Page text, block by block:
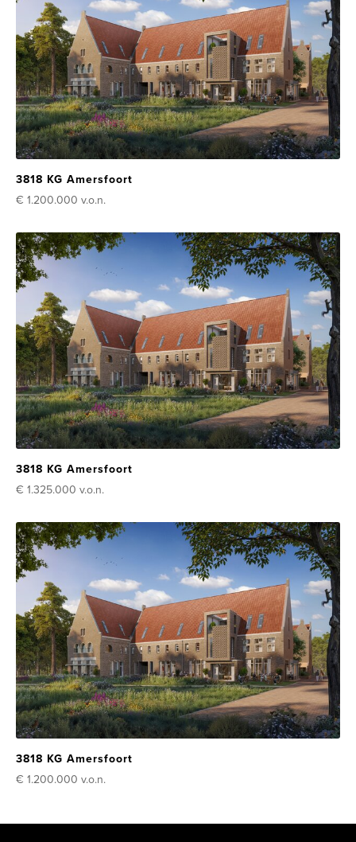
3818 KG Amersfoort
€ 1.200.000 v.o.n.
3818 KG Amersfoort
€ 1.325.000 v.o.n.
3818 KG Amersfoort
€ 1.200.000 v.o.n.